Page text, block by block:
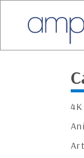
4K